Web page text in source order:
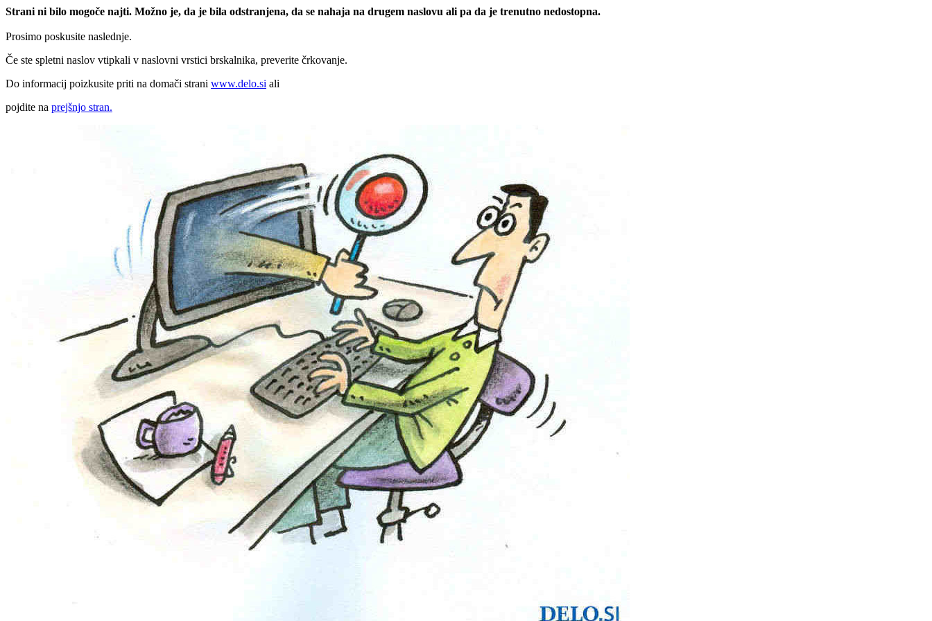
Strani ni bilo mogoče najti. Možno je, da je bila odstranjena, da se nahaja na drugem naslovu ali pa da je trenutno nedostopna.
Prosimo poskusite naslednje.
Če ste spletni naslov vtipkali v naslovni vrstici brskalnika, preverite črkovanje.
Do informacij poizkusite priti na domači strani www.delo.si ali
pojdite na prejšnjo stran.